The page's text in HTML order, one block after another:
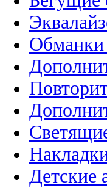
Обманки
Детские